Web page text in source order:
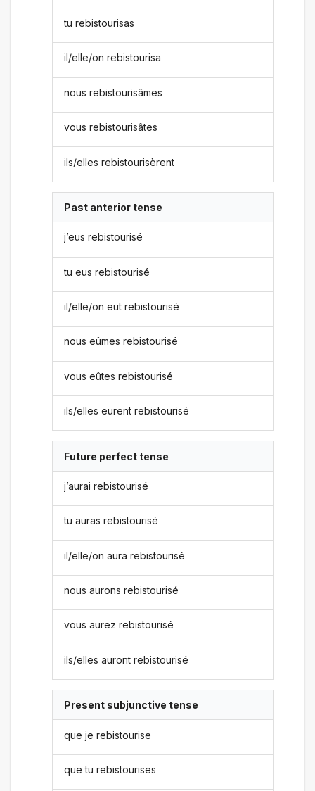
tu rebistourisas
il/elle/on rebistourisa
nous rebistourisâmes
vous rebistourisâtes
ils/elles rebistourisèrent
Past anterior tense
j’eus rebistourisé
tu eus rebistourisé
il/elle/on eut rebistourisé
nous eûmes rebistourisé
vous eûtes rebistourisé
ils/elles eurent rebistourisé
Future perfect tense
j’aurai rebistourisé
tu auras rebistourisé
il/elle/on aura rebistourisé
nous aurons rebistourisé
vous aurez rebistourisé
ils/elles auront rebistourisé
Present subjunctive tense
que je rebistourise
que tu rebistourises